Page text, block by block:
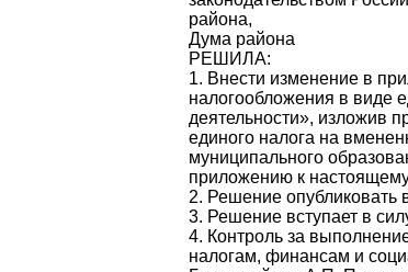
района,
Дума района
РЕШИЛА:
1. Внести изменение в
налого­обложения в виде
деятельности», изложив
единого налога на
муниципального
приложению к
2. Решение опубликовать
3. Решение вступает в
4. Контроль за
налогам, финансам и